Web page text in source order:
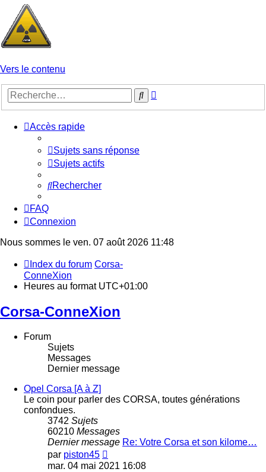
Vers le contenu
Rechercher
Accès rapide
Sujets sans réponse
Sujets actifs
Rechercher
FAQ
Connexion
Nous sommes le ven. 07 août 2026 11:48
Index du forum Corsa-
ConneXion
Heures au format UTC+01:00
Corsa-ConneXion
Forum
Sujets
Messages
Dernier message
Opel Corsa [A à Z]
Le coin pour parler des CORSA, toutes générations
confondues.
3742 Sujets
60210 Messages
Dernier message Re: Votre Corsa et son kilome…
par piston45
le
mar. 04 mai 2021 16:08